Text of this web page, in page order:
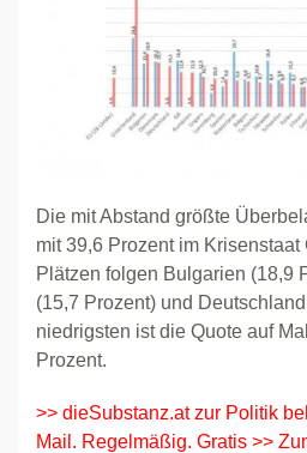
Die mit Abstand größte
mit 39,6 Prozent im
Plätzen folgen Bulgarien (18,9
(15,7 Prozent) und
niedrigsten ist die Quote auf
Prozent.
>> dieSubstanz.at zur Politik
Mail. Regelmäßig. Gratis >>